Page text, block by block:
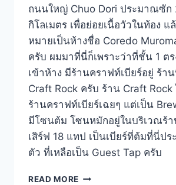
ถนนใหญ่ Chuo Dori ประมาณซัก
กิโลเมตร เพื่อย่อยเนื้อวัวในท้อง แ
หมายเป็นห้างชื่อ Coredo
ครับ ผมมาที่นี่ก็เพราะว่าที่ชั้น 1 ต
เข้าห้าง มีร้านคราฟท์เบียร์อยู่ ร้า
Craft Rock ครับ ร้าน Craft Rock
ร้านคราฟท์เบียร์เฉยๆ แต่เป็น
มีโซนต้ม โซนหมักอยู่ในบริเวณร้า
เสิร์ฟ 18 แทป เป็นเบียร์ที่ต้มที่นี่ป
ตัว ที่เหลือเป็น Guest Tap ครับ
READ MORE CRAFTROCK